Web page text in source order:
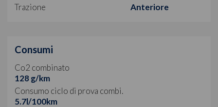
Trazione
Anteriore
Consumi
Co2 combinato
128 g/km
Consumo ciclo di prova combi.
5.7l/100km